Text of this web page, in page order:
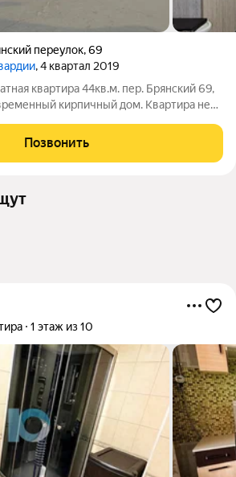
переулок,69
, 4 квартал 2019
квартира 44кв.м. пер. Брянский 69,
кирпичный дом. Квартира не
лоджия. Частичный ремонт. Все
Позвонить
1 этаж из 10